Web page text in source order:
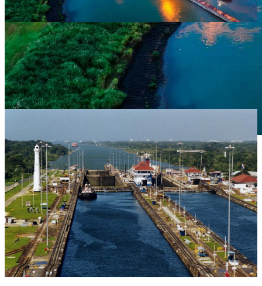
Descubre el Canal de Panamá, una de las maravillas de la ingeniería
moderna. Historia, datos curiosos, miradores y actividades turísticas
imperdibles.
¿Qué es el Canal de Panamá y por qué es tan
importante?